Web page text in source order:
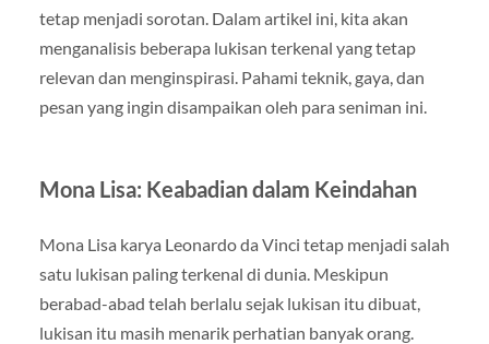
tetap menjadi sorotan. Dalam artikel ini, kita akan
menganalisis beberapa lukisan terkenal yang tetap
relevan dan menginspirasi. Pahami teknik, gaya, dan
pesan yang ingin disampaikan oleh para seniman ini.
Mona Lisa: Keabadian dalam Keindahan
Mona Lisa karya Leonardo da Vinci tetap menjadi salah
satu lukisan paling terkenal di dunia. Meskipun
berabad-abad telah berlalu sejak lukisan itu dibuat,
lukisan itu masih menarik perhatian banyak orang.